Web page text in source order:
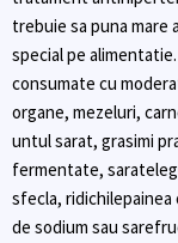
trebuie sa puna mare
special pe
consumate cu
organe, mezeluri,
untul sarat, grasimi
fermentate,
sfecla,
de sodium sau